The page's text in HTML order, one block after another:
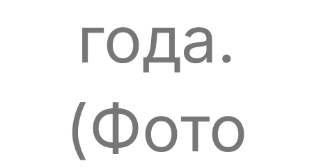
года.
(Фото